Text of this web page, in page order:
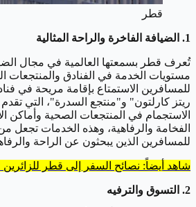
قطر
1. الضيافة الفاخرة والراحة المثالية
تُعرف قطر بسمعتها العالمية في مجال
مستويات الخدمة في الفنادق والمنتجعات
للمسافرين الاستمتاع بإقامة مريحة في
ريتز كارلتون" و"منتجع السدرة"، التي
الاستجمام في المنتجعات الصحية وأماكن
الفخامة والرفاهية، وهذه الخدمات تجعل
للمسافرين الذين يبحثون عن الراحة
شاهد أيضاً: نصائح السفر إلى قطر
2. التسوق والترفيه